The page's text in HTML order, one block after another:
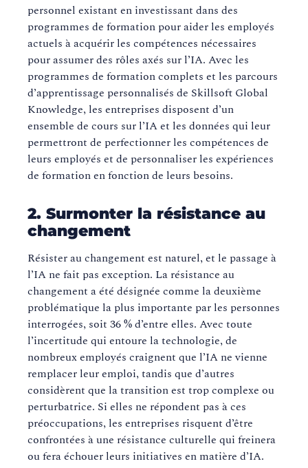
personnel existant en investissant dans des
programmes de formation pour aider les employés
actuels à acquérir les compétences nécessaires
pour assumer des rôles axés sur l’IA. Avec les
programmes de formation complets et les parcours
d’apprentissage personnalisés de Skillsoft Global
Knowledge, les entreprises disposent d’un
ensemble de cours sur l’IA et les données qui leur
permettront de perfectionner les compétences de
leurs employés et de personnaliser les expériences
de formation en fonction de leurs besoins.
2. Surmonter la résistance au
changement
Résister au changement est naturel, et le passage à
l’IA ne fait pas exception. La résistance au
changement a été désignée comme la deuxième
problématique la plus importante par les personnes
interrogées, soit 36 % d’entre elles. Avec toute
l’incertitude qui entoure la technologie, de
nombreux employés craignent que l’IA ne vienne
remplacer leur emploi, tandis que d’autres
considèrent que la transition est trop complexe ou
perturbatrice. Si elles ne répondent pas à ces
préoccupations, les entreprises risquent d’être
confrontées à une résistance culturelle qui freinera
ou fera échouer leurs initiatives en matière d’IA.